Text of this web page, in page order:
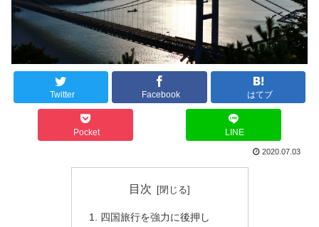
Twitter Facebook はてブ
Pocket LINE
2020.07.03
目次
四国旅行を強力に後押し